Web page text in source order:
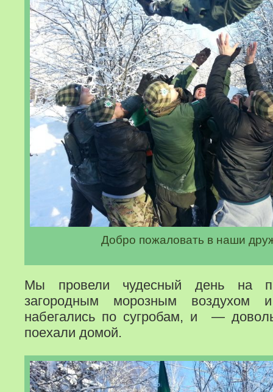
Добро пожаловать в наши
Мы провели чудесный день на
загородным морозным воздухом
набегались по сугробам, и —
поехали домой.